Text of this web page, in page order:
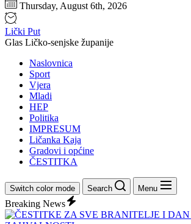
Thursday, August 6th, 2026
Lički Put
Glas Ličko-senjske županije
Naslovnica
Sport
Vjera
Mladi
HEP
Politika
IMPRESUM
Ličanka Kaja
Gradovi i općine
ČESTITKA
Switch color mode Search Menu
Breaking News